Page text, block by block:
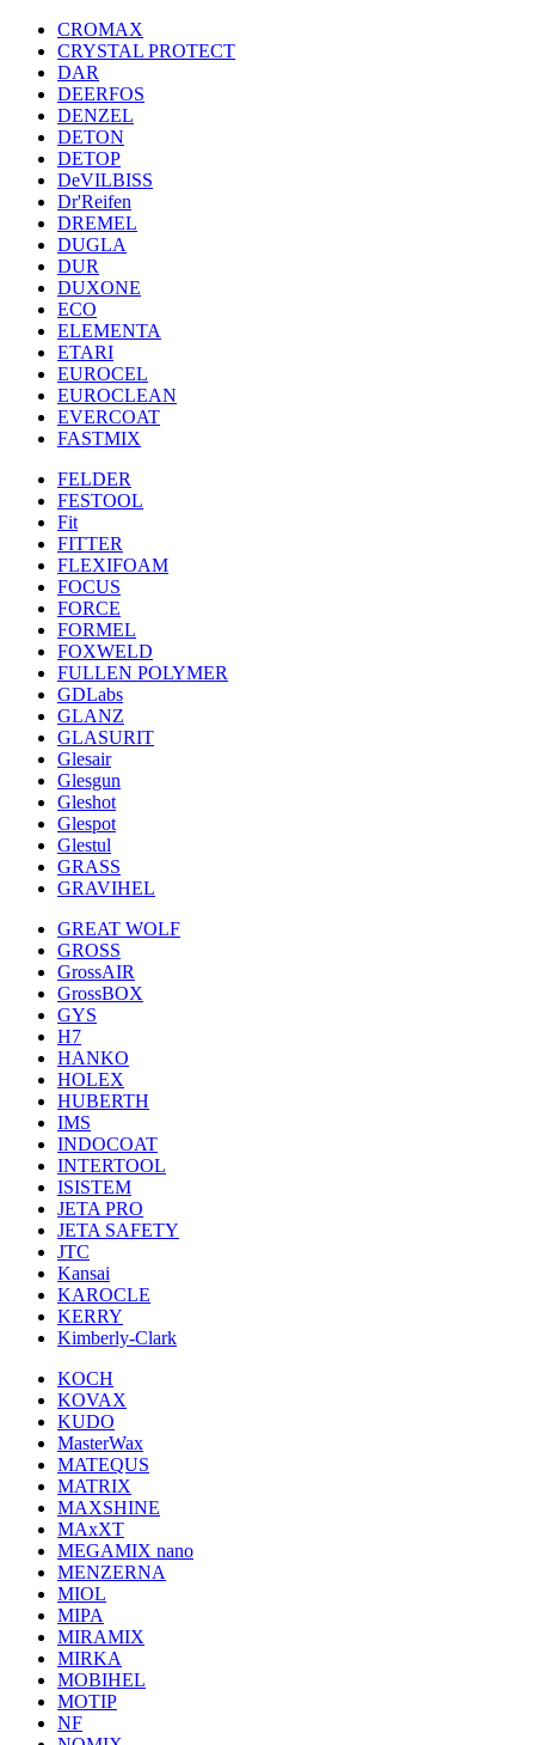
CROMAX
CRYSTAL PROTECT
DAR
DEERFOS
DENZEL
DETON
DETOP
DeVILBISS
Dr'Reifen
DREMEL
DUGLA
DUR
DUXONE
ECO
ELEMENTA
ETARI
EUROCEL
EUROCLEAN
EVERCOAT
FASTMIX
FELDER
FESTOOL
Fit
FITTER
FLEXIFOAM
FOCUS
FORCE
FORMEL
FOXWELD
FULLEN POLYMER
GDLabs
GLANZ
GLASURIT
Glesair
Glesgun
Gleshot
Glespot
Glestul
GRASS
GRAVIHEL
GREAT WOLF
GROSS
GrossAIR
GrossBOX
GYS
H7
HANKO
HOLEX
HUBERTH
IMS
INDOCOAT
INTERTOOL
ISISTEM
JETA PRO
JETA SAFETY
JTC
Kansai
KAROCLE
KERRY
Kimberly-Clark
KOCH
KOVAX
KUDO
MasterWax
MATEQUS
MATRIX
MAXSHINE
MAxXT
MEGAMIX nano
MENZERNA
MIOL
MIPA
MIRAMIX
MIRKA
MOBIHEL
MOTIP
NF